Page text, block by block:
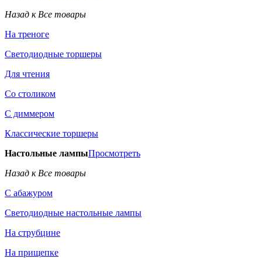
Назад к Все товары
На треноге
Светодиодные торшеры
Для чтения
Со столиком
С диммером
Классические торшеры
Настольные лампыПросмотреть
Назад к Все товары
С абажуром
Светодиодные настольные лампы
На струбцине
На прищепке